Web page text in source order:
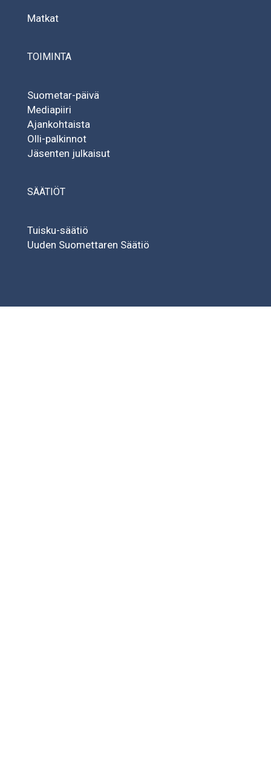
Matkat
TOIMINTA
Suometar-päivä
Mediapiiri
Ajankohtaista
Olli-palkinnot
Jäsenten julkaisut
SÄÄTIÖT
Tuisku-säätiö
Uuden Suomettaren Säätiö